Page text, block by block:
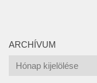
ARCHÍVUM
Archívum